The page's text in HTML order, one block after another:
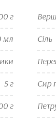
г
мл
5 г
г
Сіль
Сир